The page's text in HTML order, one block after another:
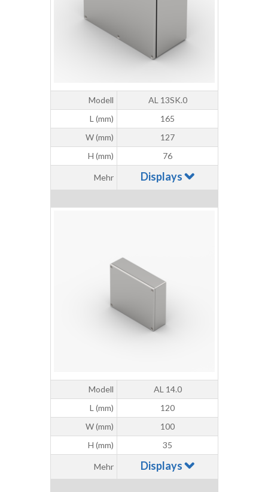
Modell
AL 13SK.0
L (mm)
165
W (mm)
127
H (mm)
76
Mehr Displays
Modell
AL 14.0
L (mm)
120
W (mm)
100
H (mm)
35
Mehr Displays